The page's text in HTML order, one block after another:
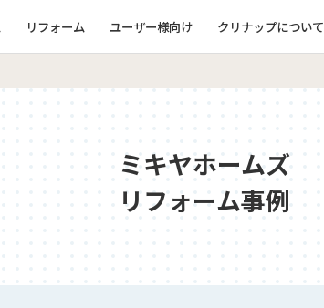
リフォーム ユーザー様向け クリナップについて
ミキヤホームズ
リフォーム事例